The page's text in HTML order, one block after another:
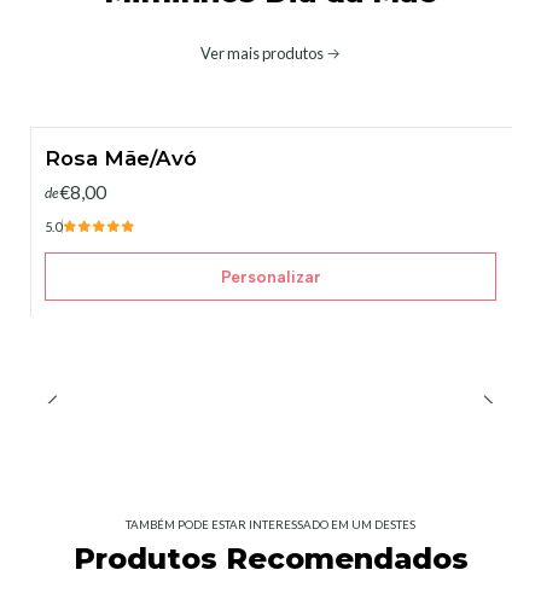
Ver mais produtos
Rosa Mãe/Avó
de€8,00
5.0
Personalizar
TAMBÉM PODE ESTAR INTERESSADO EM UM DESTES
Produtos Recomendados